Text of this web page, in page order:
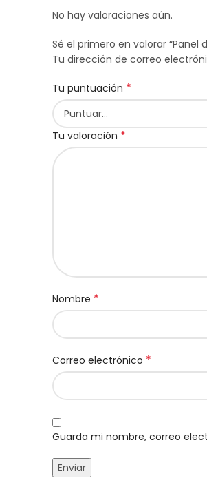
No hay valoraciones aún.
Sé el primero en valorar “Panel
Tu dirección de correo
Tu puntuación *
Tu valoración *
Nombre *
Correo electrónico *
Guarda mi nombre, correo